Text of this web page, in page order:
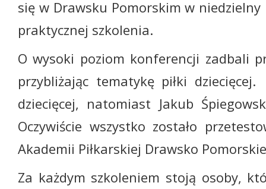
się w Drawsku Pomorskim w
praktycznej szkolenia.
O wysoki poziom konferencji zadbali
przybliżając tematykę piłki
dziecięcej, natomiast Jakub
Oczywiście wszystko zostało
Akademii Piłkarskiej Drawsko
Za każdym szkoleniem stoją osoby,